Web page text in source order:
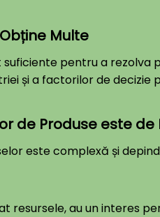
Multe
pentru a rezolva
și a factorilor de
de Produse este de
este complexă și
resursele, au un interes